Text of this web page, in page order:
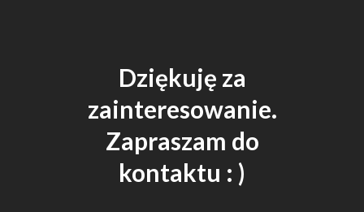
Dziękuję za
zainteresowanie.
Zapraszam do
kontaktu : )